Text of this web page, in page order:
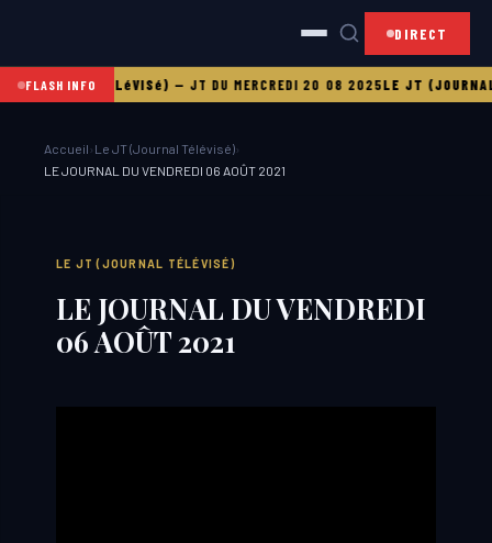
DIRECT
FLASH INFO
(JOURNAL TéLéVISé)—JT DU MERCREDI 20 08 2025LE JT (JOURNAL
Accueil › Le JT (Journal Télévisé)›
LE JOURNAL DU VENDREDI 06 AOÛT 2021
LE JT (JOURNAL TÉLÉVISÉ)
LE JOURNAL DU VENDREDI
06 AOÛT 2021